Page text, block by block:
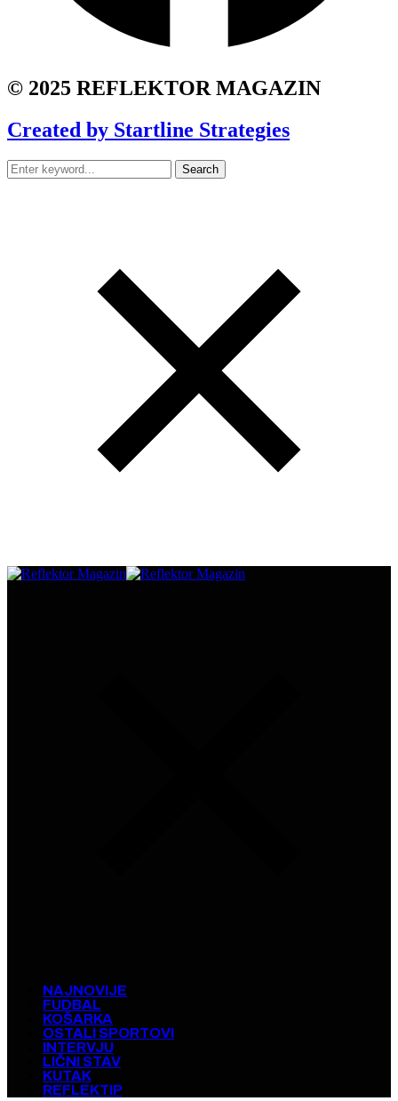
© 2025 REFLEKTOR MAGAZIN
Created by Startline Strategies
Search
NAJNOVIJE
FUDBAL
KOŠARKA
OSTALI SPORTOVI
INTERVJU
LIČNI STAV
KUTAK
REFLEKTIP